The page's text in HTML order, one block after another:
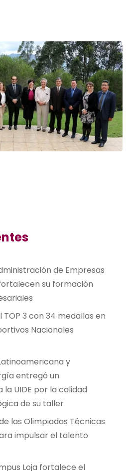
de Empresas
su formación
TOP 3 con 34 medallas en
Nacionales
y
entregó un
UIDE por la calidad
de su taller
las Olimpiadas Técnicas
impulsar el talento
Loja fortalece el